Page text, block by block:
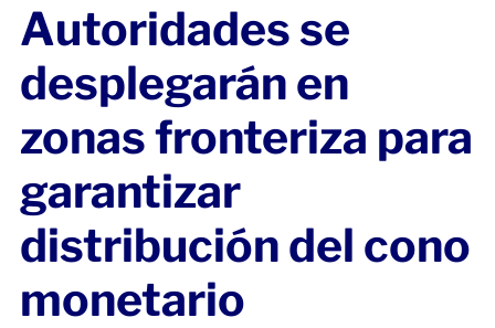
Autoridades se
desplegarán en
zonas fronteriza para
garantizar
distribución del cono
monetario